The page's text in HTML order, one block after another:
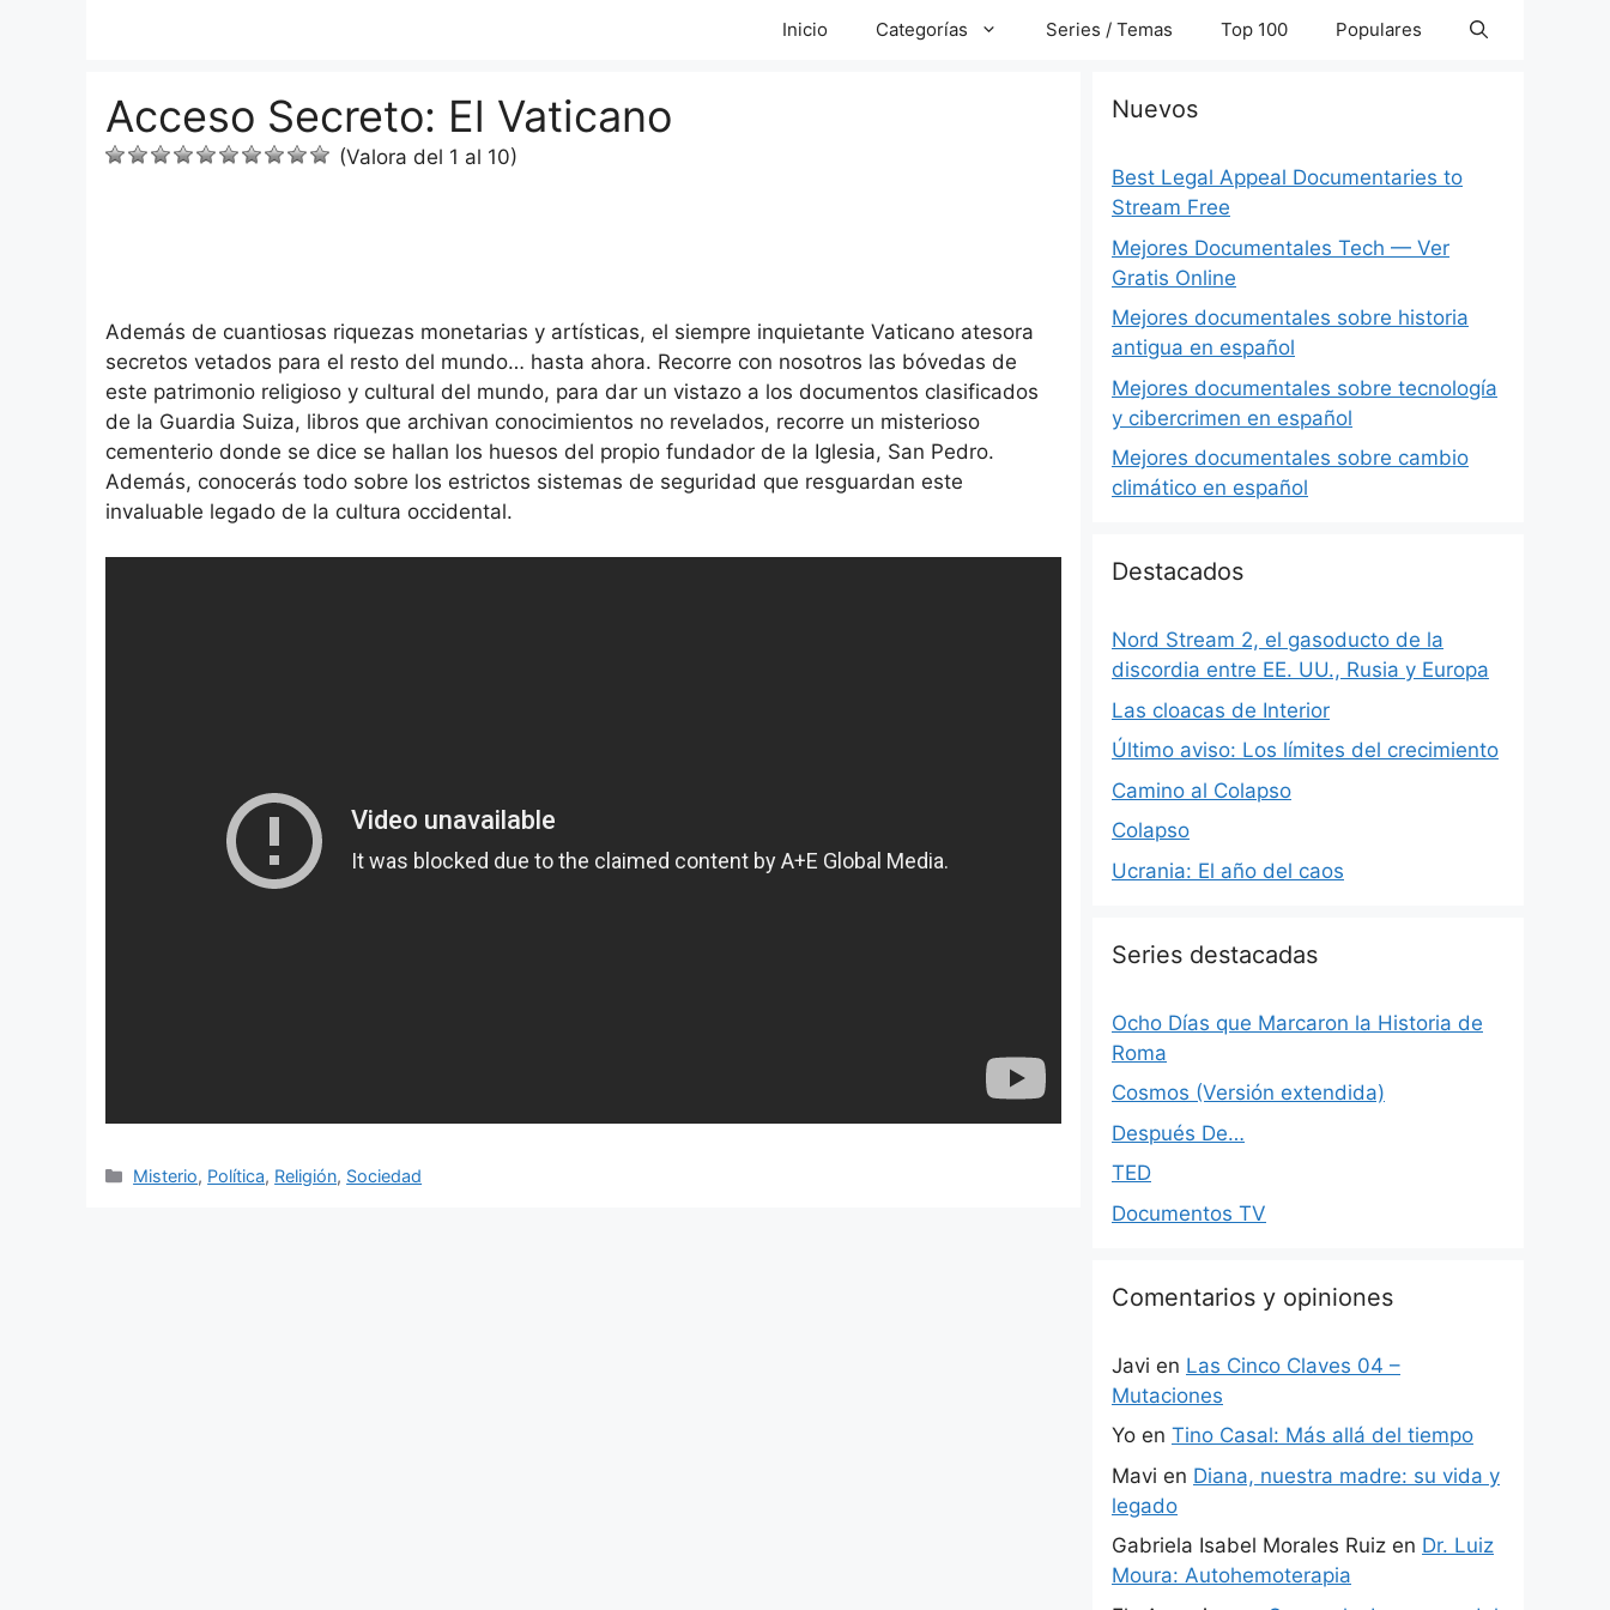
Inicio Categorías Series / Temas Top 100 Populares
Acceso Secreto: El Vaticano
(Valora del 1 al 10)
Además de cuantiosas riquezas monetarias y artísticas, el siempre inquietante Vaticano atesora
secretos vetados para el resto del mundo… hasta ahora. Recorre con nosotros las bóvedas de
este patrimonio religioso y cultural del mundo, para dar un vistazo a los documentos clasificados
de la Guardia Suiza, libros que archivan conocimientos no revelados, recorre un misterioso
cementerio donde se dice se hallan los huesos del propio fundador de la Iglesia, San Pedro.
Además, conocerás todo sobre los estrictos sistemas de seguridad que resguardan este
invaluable legado de la cultura occidental.
Categorías
Misterio, Política, Religión, Sociedad
Nuevos
Best Legal Appeal Documentaries to
Stream Free
Mejores Documentales Tech — Ver
Gratis Online
Mejores documentales sobre historia
antigua en español
Mejores documentales sobre tecnología
y cibercrimen en español
Mejores documentales sobre cambio
climático en español
Destacados
Nord Stream 2, el gasoducto de la
discordia entre EE. UU., Rusia y Europa
Las cloacas de Interior
Último aviso: Los límites del crecimiento
Camino al Colapso
Colapso
Ucrania: El año del caos
Series destacadas
Ocho Días que Marcaron la Historia de
Roma
Cosmos (Versión extendida)
Después De…
TED
Documentos TV
Comentarios y opiniones
Javi en Las Cinco Claves 04 –
Mutaciones
Yo en Tino Casal: Más allá del tiempo
Mavi en Diana, nuestra madre: su vida y
legado
Gabriela Isabel Morales Ruiz en Dr. Luiz
Moura: Autohemoterapia